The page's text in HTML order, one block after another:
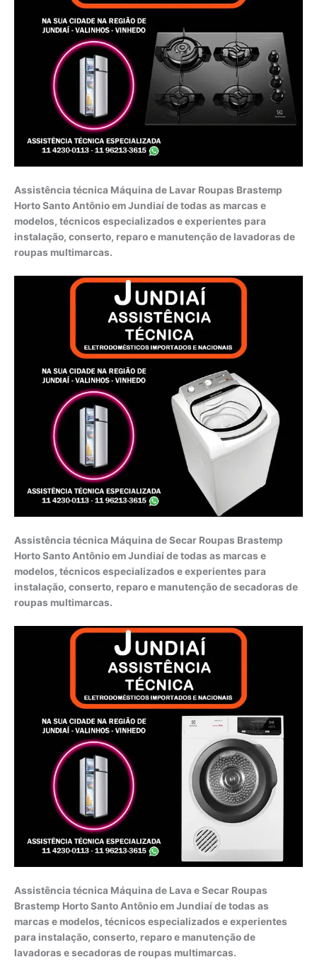
Assistência técnica Máquina de Lavar Roupas Brastemp
Horto Santo Antônio em Jundiaí de todas as marcas e
modelos, técnicos especializados e experientes para
instalação, conserto, reparo e manutenção de lavadoras de
roupas multimarcas.
Assistência técnica Máquina de Secar Roupas Brastemp
Horto Santo Antônio em Jundiaí de todas as marcas e
modelos, técnicos especializados e experientes para
instalação, conserto, reparo e manutenção de secadoras de
roupas multimarcas.
Assistência técnica Máquina de Lava e Secar Roupas
Brastemp Horto Santo Antônio em Jundiaí de todas as
marcas e modelos, técnicos especializados e experientes
para instalação, conserto, reparo e manutenção de
lavadoras e secadoras de roupas multimarcas.